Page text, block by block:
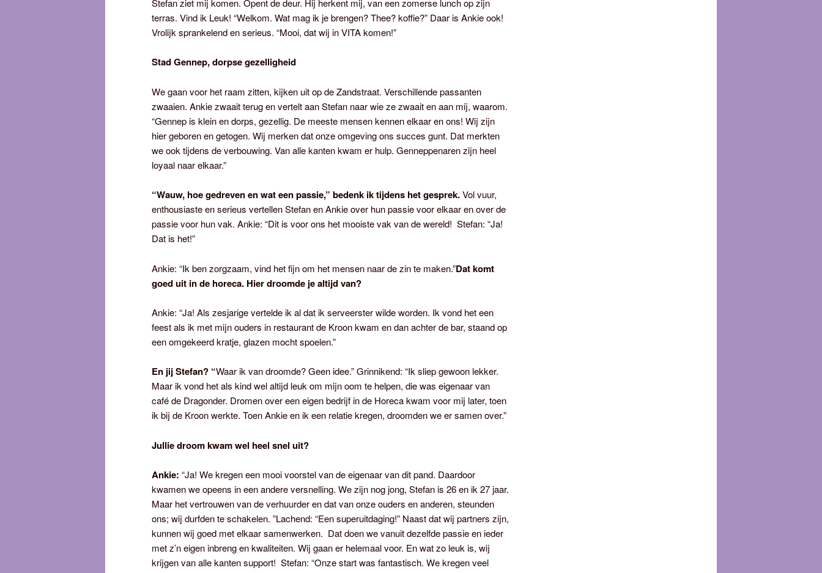
Stefan ziet mij komen. Opent de deur. Hij herkent mij, van een zomerse lunch op zijn
terras. Vind ik Leuk! “Welkom. Wat mag ik je brengen? Thee? koffie?” Daar is Ankie ook!
Vrolijk sprankelend en serieus. “Mooi, dat wij in VITA komen!”
Stad Gennep, dorpse gezelligheid
We gaan voor het raam zitten, kijken uit op de Zandstraat. Verschillende passanten
zwaaien. Ankie zwaait terug en vertelt aan Stefan naar wie ze zwaait en aan mij, waarom.
“Gennep is klein en dorps, gezellig. De meeste mensen kennen elkaar en ons! Wij zijn
hier geboren en getogen. Wij merken dat onze omgeving ons succes gunt. Dat merkten
we ook tijdens de verbouwing. Van alle kanten kwam er hulp. Genneppenaren zijn heel
loyaal naar elkaar.”
“Wauw, hoe gedreven en wat een passie,” bedenk ik tijdens het gesprek.Vol vuur,
enthousiaste en serieus vertellen Stefan en Ankie over hun passie voor elkaar en over de
passie voor hun vak. Ankie: “Dit is voor ons het mooiste vak van de wereld! Stefan: “Ja!
Dat is het!”
Ankie: “Ik ben zorgzaam, vind het fijn om het mensen naar de zin te maken.”Dat komt
goed uit in de horeca. Hier droomde je altijd van?
Ankie: “Ja! Als zesjarige vertelde ik al dat ik serveerster wilde worden. Ik vond het een
feest als ik met mijn ouders in restaurant de Kroon kwam en dan achter de bar, staand op
een omgekeerd kratje, glazen mocht spoelen.”
En jij Stefan? “Waar ik van droomde? Geen idee.” Grinnikend: “Ik sliep gewoon lekker.
Maar ik vond het als kind wel altijd leuk om mijn oom te helpen, die was eigenaar van
café de Dragonder. Dromen over een eigen bedrijf in de Horeca kwam voor mij later, toen
ik bij de Kroon werkte. Toen Ankie en ik een relatie kregen, droomden we er samen over.”
Jullie droom kwam wel heel snel uit?
Ankie: “Ja! We kregen een mooi voorstel van de eigenaar van dit pand. Daardoor
kwamen we opeens in een andere versnelling. We zijn nog jong, Stefan is 26 en ik 27 jaar.
Maar het vertrouwen van de verhuurder en dat van onze ouders en anderen, steunden
ons; wij durfden te schakelen. ”Lachend: “Een superuitdaging!” Naast dat wij partners zijn,
kunnen wij goed met elkaar samenwerken. Dat doen we vanuit dezelfde passie en ieder
met z’n eigen inbreng en kwaliteiten. Wij gaan er helemaal voor. En wat zo leuk is, wij
krijgen van alle kanten support! Stefan: “Onze start was fantastisch. We kregen veel